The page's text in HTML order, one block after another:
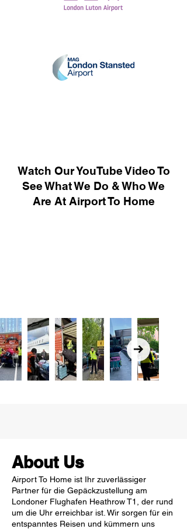
Watch Our YouTube Video To
See What We Do & Who We
Are At Airport To Home
About Us
Airport To Home ist Ihr zuverlässiger
Partner für die Gepäckzustellung am
Londoner Flughafen Heathrow T1, der rund
um die Uhr erreichbar ist. Wir sorgen für ein
entspanntes Reisen und kümmern uns